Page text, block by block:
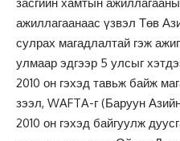
ажиллагаанаас үзвэл Төв
сулрах магадлалтай гэж
улмаар эдгээр 5 улсыг
2010 он гэхэд тавьж байж
зээл, WAFTA-г (Баруун
2010 он гэхэд байгуулж